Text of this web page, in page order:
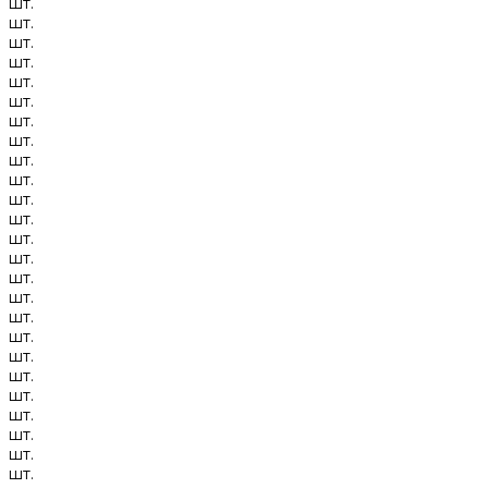
шт.
шт.
шт.
шт.
шт.
шт.
шт.
шт.
шт.
шт.
шт.
шт.
шт.
шт.
шт.
шт.
шт.
шт.
шт.
шт.
шт.
шт.
шт.
шт.